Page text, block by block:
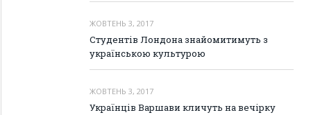
ЖОВТЕНЬ 3, 2017
Студентів Лондона знайомитимуть з
українською культурою
ЖОВТЕНЬ 3, 2017
Українців Варшави кличуть на вечірку